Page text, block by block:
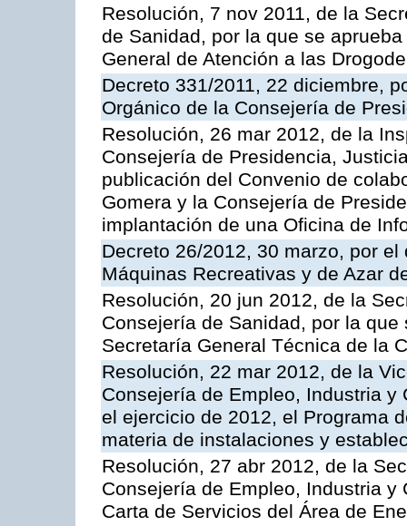
Resolución, 7 nov 2011, de la
de Sanidad, por la que se
General de Atención a las
Decreto 331/2011, 22 diciembre,
Orgánico de la Consejería de
Resolución, 26 mar 2012, de la
Consejería de Presidencia,
publicación del Convenio de
Gomera y la Consejería de
implantación de una Oficina de
Decreto 26/2012, 30 marzo, por
Máquinas Recreativas y de Azar
Resolución, 20 jun 2012, de la
Consejería de Sanidad, por la
Secretaría General Técnica de la
Resolución, 22 mar 2012, de la
Consejería de Empleo, Industria
el ejercicio de 2012, el Programa
materia de instalaciones y
Resolución, 27 abr 2012, de la
Consejería de Empleo, Industria
Carta de Servicios del Área de